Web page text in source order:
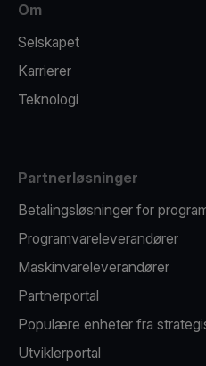
Om
Selskapet
Karrierer
Teknologi
Partnerløsninger
Betalingsløsninger for
Programvareleverandører
Maskinvareleverandører
Partnerportal
Populære enheter fra
Utviklerportal